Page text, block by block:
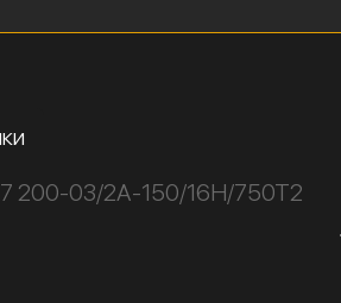
200-03/2А-150/16Н/750Т2